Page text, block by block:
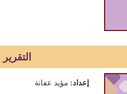
إعداد: مؤيد عفانة